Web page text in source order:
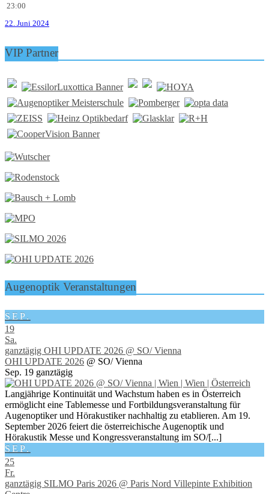
23:00
22. Juni 2024
VIP Partner
Augenoptik Veranstaltungen
SEP.
19
Sa.
ganztägig OHI UPDATE 2026 @ SO/ Vienna
OHI UPDATE 2026 @ SO/ Vienna
Sep. 19 ganztägig
Langjährige Kontinuität und Wachstum haben es in Österreich
ermöglicht eine Tablemesse und Fortbildungsveranstaltung für
Augenoptiker und Hörakustiker nachhaltig zu etablieren. Am 19.
September 2026 feiert die österreichische Augenoptik und
Hörakustik Messe und Kongressveranstaltung im SO/[...]
SEP.
25
Fr.
ganztägig SILMO Paris 2026 @ Paris Nord Villepinte Exhibition